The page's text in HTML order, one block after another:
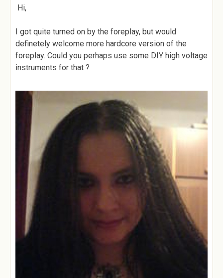
Hi,
I got quite turned on by the foreplay, but would
definetely welcome more hardcore version of the
foreplay. Could you perhaps use some DIY high voltage
instruments for that ?